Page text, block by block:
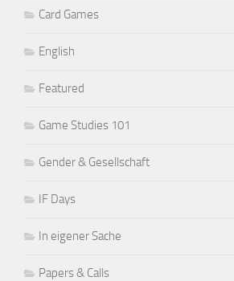
Card Games
English
Featured
Game Studies 101
Gender & Gesellschaft
IF Days
In eigener Sache
Papers & Calls